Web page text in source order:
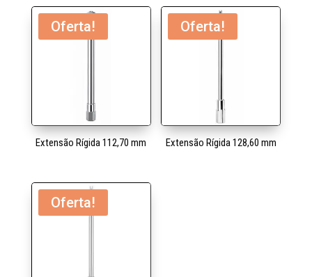
Oferta!
Extensão Rígida 112,70 mm
Oferta!
Extensão Rígida 128,60 mm
Oferta!